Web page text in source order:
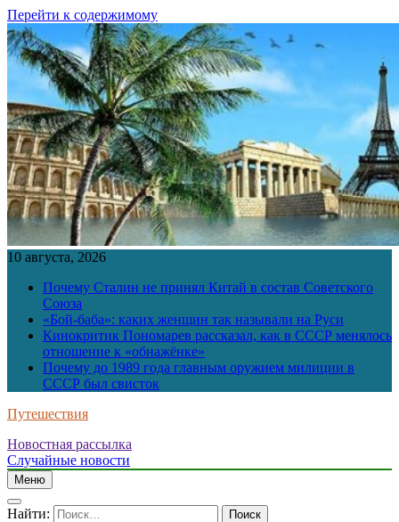
Перейти к содержимому
10 августа, 2026
Почему Сталин не принял Китай в состав Советского
Союза
«Бой-баба»: каких женщин так называли на Руси
Кинокритик Пономарев рассказал, как в СССР менялось
отношение к «обнажёнке»
Почему до 1989 года главным оружием милиции в
СССР был свисток
Путешествия
Новостная рассылка
Случайные новости
Меню
Найти: